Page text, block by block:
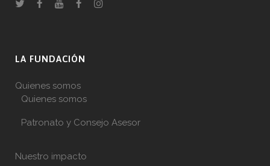
LA FUNDACIÓN
Quienes somos
Quienes somos
Patronato y Consejo Asesor
Nuestro impacto